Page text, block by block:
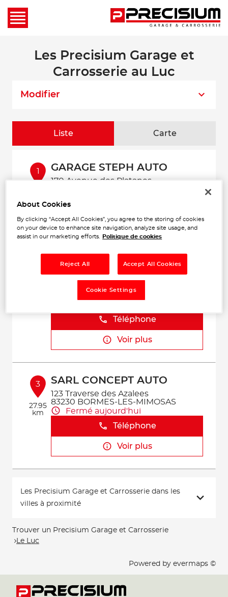
Les Precisium Garage et
Carrosserie au Luc
Modifier
Liste Carte
1
km
GARAGE STEPH AUTO
170 Avenue des Platanes
Voir plus
DIRECT AUTO
2 Chemin du Collet Pont Vieux
83390 PIERREFEU-DU-VAR
Téléphone
Voir plus
3
27.95
km
SARL CONCEPT AUTO
123 Traverse des Azalees
83230 BORMES-LES-MIMOSAS
Fermé aujourd'hui
Téléphone
Voir plus
Les Precisium Garage et Carrosserie dans les
villes à proximité
Trouver un Precisium Garage et Carrosserie
Le Luc
Powered by evermaps ©
About Cookies
By clicking “Accept All Cookies”, you agree to the storing of cookies
on your device to enhance site navigation, analyze site usage, and
assist in our marketing efforts.
Politique de cookies
Reject All Accept All Cookies
Cookie Settings